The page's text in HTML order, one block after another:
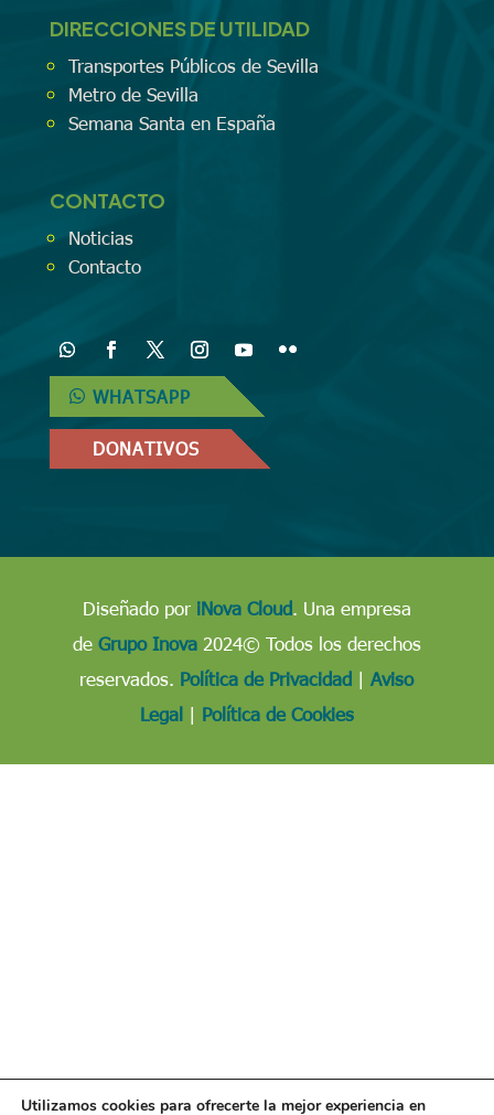
DIRECCIONES DE UTILIDAD
Transportes Públicos de Sevilla
Metro de Sevilla
Semana Santa en España
CONTACTO
Noticias
Contacto
WHATSAPP
DONATIVOS
Diseñado por iNova Cloud. Una empresa
de Grupo Inova 2024© Todos los derechos
reservados. Política de Privacidad |Aviso
Legal| Política de Cookies
Utilizamos cookies para ofrecerte la mejor experiencia en